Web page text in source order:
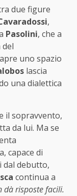
due figure
,
Pasolini, che a
uno spazio
lascia
una dialettica
il sopravvento,
da lui. Ma se
capace di
dal debutto,
continua a
dà risposte facili.